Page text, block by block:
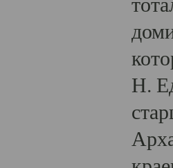
Н.